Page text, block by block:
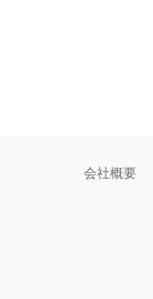
会社概要